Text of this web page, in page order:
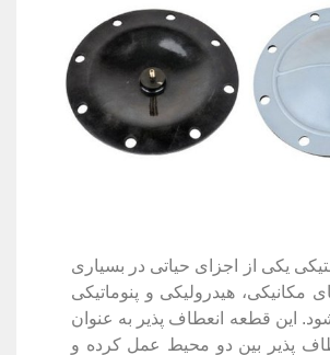
یکی از اجزای حیاتی در بسیاری
مکانیکی، هیدرولیکی و پنوماتیکی
این قطعه انعطاف پذیر به عنوان
پذیر بین دو محیط عمل کرده و